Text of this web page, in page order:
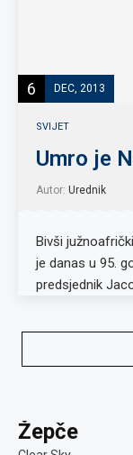
6 DEC, 2013
SVIJET
Umro je
Autor: Urednik
Bivši
je danas u 95.
predsjednik
Žepče